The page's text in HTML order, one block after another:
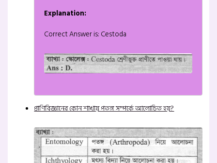
Explanation:
Correct Answer is: Cestoda
প্রাণিবিজ্ঞানের কোন শাখায় পতঙ্গ সম্পর্কে আলোচিত হয়?